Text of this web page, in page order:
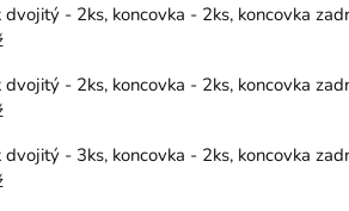
- 2ks, koncovka - 2ks, koncovka
- 2ks, koncovka - 2ks, koncovka
- 3ks, koncovka - 2ks, koncovka